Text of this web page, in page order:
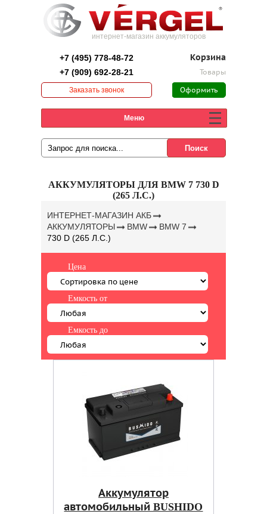
интернет-магазин аккумуляторов
+7 (495) 778-48-72
+7 (909) 692-28-21
Заказать звонок
Корзина
Товары
Оформить
Меню
АККУМУЛЯТОРЫ ДЛЯ BMW 7 730 D
(265 Л.С.)
ИНТЕРНЕТ-МАГАЗИН АКБ
АККУМУЛЯТОРЫ
BMW
BMW 7
730 D (265 Л.С.)
Цена
Емкость от
Емкость до
Аккумулятор
автомобильный BUSHIDO